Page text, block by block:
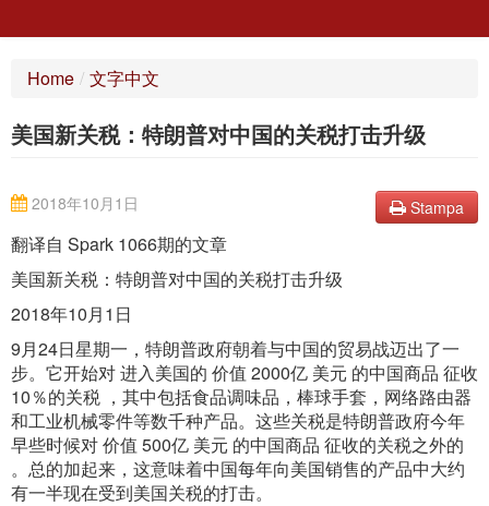
SCRIVETECI
Home / 文字中文
美国新关税：特朗普对中国的关税打击升级
Stampa
2018年10月1日
翻译自 Spark 1066期的文章
美国新关税：特朗普对中国的关税打击升级
2018年10月1日
9月24日星期一，特朗普政府朝着与中国的贸易战迈出了一
步。它开始对 进入美国的 价值 2000亿 美元 的中国商品 征收
10％的关税 ，其中包括食品调味品，棒球手套，网络路由器
和工业机械零件等数千种产品。这些关税是特朗普政府今年
早些时候对 价值 500亿 美元 的中国商品 征收的关税之外的
。总的加起来，这意味着中国每年向美国销售的产品中大约
有一半现在受到美国关税的打击。